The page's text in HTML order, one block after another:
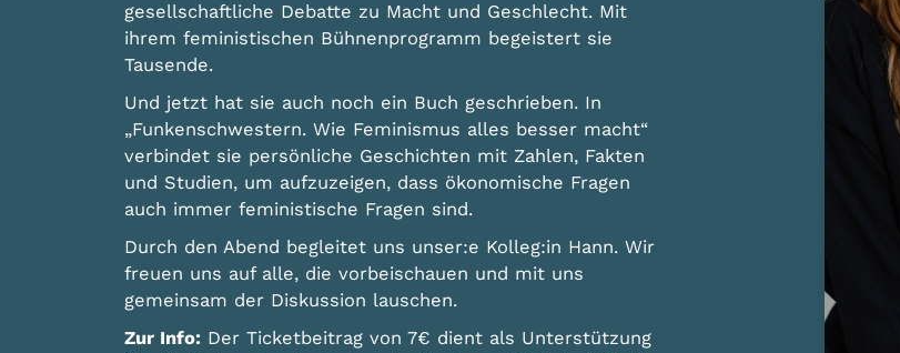
gesellschaftliche Debatte zu Macht und Geschlecht. Mit
ihrem feministischen Bühnenprogramm begeistert sie
Tausende.
Und jetzt hat sie auch noch ein Buch geschrieben. In
„Funkenschwestern. Wie Feminismus alles besser macht“
verbindet sie persönliche Geschichten mit Zahlen, Fakten
und Studien, um aufzuzeigen, dass ökonomische Fragen
auch immer feministische Fragen sind.
Durch den Abend begleitet uns unser:e Kolleg:in Hann. Wir
freuen uns auf alle, die vorbeischauen und mit uns
gemeinsam der Diskussion lauschen.
Zur Info: Der Ticketbeitrag von 7€ dient als Unterstützung